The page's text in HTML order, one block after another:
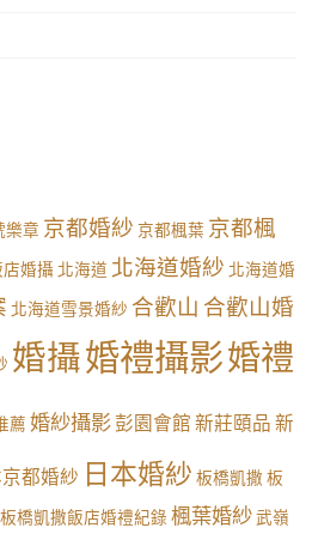
樂章 京都婚紗 京都楓葉 京都楓
婚攝 北海道 北海道婚紗 北海道婚
北海道雪景婚紗 合歡山 合歡山婚
婚攝婚禮攝影婚禮
薦 婚紗攝影彭園會館 新莊頤品 新
京都婚紗 日本婚紗 板橋凱撒 板
板橋凱撒飯店婚禮紀錄 楓葉婚紗 武嶺